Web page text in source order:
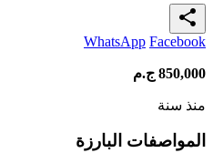
share
WhatsApp Facebook
850,000 ج.م
منذ سنة
المواصفات البارزة